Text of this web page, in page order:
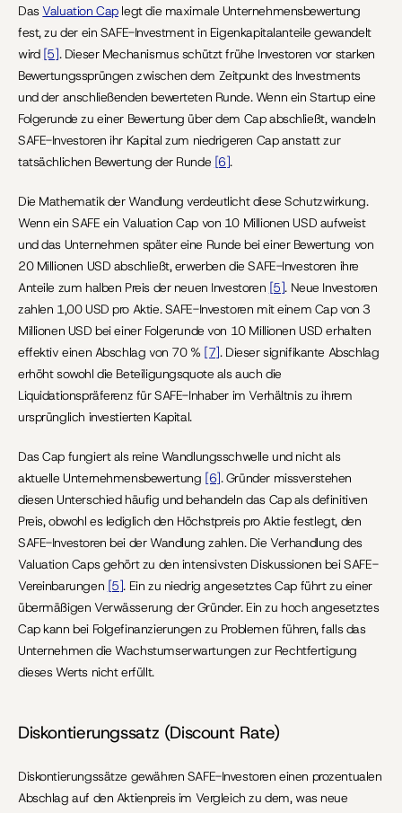
Das Valuation Cap legt die maximale Unternehmensbewertung
fest, zu der ein SAFE-Investment in Eigenkapitalanteile gewandelt
wird [5]. Dieser Mechanismus schützt frühe Investoren vor starken
Bewertungssprüngen zwischen dem Zeitpunkt des Investments
und der anschließenden bewerteten Runde. Wenn ein Startup eine
Folgerunde zu einer Bewertung über dem Cap abschließt, wandeln
SAFE-Investoren ihr Kapital zum niedrigeren Cap anstatt zur
tatsächlichen Bewertung der Runde [6].
Die Mathematik der Wandlung verdeutlicht diese Schutzwirkung.
Wenn ein SAFE ein Valuation Cap von 10 Millionen USD aufweist
und das Unternehmen später eine Runde bei einer Bewertung von
20 Millionen USD abschließt, erwerben die SAFE-Investoren ihre
Anteile zum halben Preis der neuen Investoren [5]. Neue Investoren
zahlen 1,00 USD pro Aktie. SAFE-Investoren mit einem Cap von 3
Millionen USD bei einer Folgerunde von 10 Millionen USD erhalten
effektiv einen Abschlag von 70 % [7]. Dieser signifikante Abschlag
erhöht sowohl die Beteiligungsquote als auch die
Liquidationspräferenz für SAFE-Inhaber im Verhältnis zu ihrem
ursprünglich investierten Kapital.
Das Cap fungiert als reine Wandlungsschwelle und nicht als
aktuelle Unternehmensbewertung [6]. Gründer missverstehen
diesen Unterschied häufig und behandeln das Cap als definitiven
Preis, obwohl es lediglich den Höchstpreis pro Aktie festlegt, den
SAFE-Investoren bei der Wandlung zahlen. Die Verhandlung des
Valuation Caps gehört zu den intensivsten Diskussionen bei SAFE-
Vereinbarungen [5]. Ein zu niedrig angesetztes Cap führt zu einer
übermäßigen Verwässerung der Gründer. Ein zu hoch angesetztes
Cap kann bei Folgefinanzierungen zu Problemen führen, falls das
Unternehmen die Wachstumserwartungen zur Rechtfertigung
dieses Werts nicht erfüllt.
Diskontierungssatz (Discount Rate)
Diskontierungssätze gewähren SAFE-Investoren einen prozentualen
Abschlag auf den Aktienpreis im Vergleich zu dem, was neue